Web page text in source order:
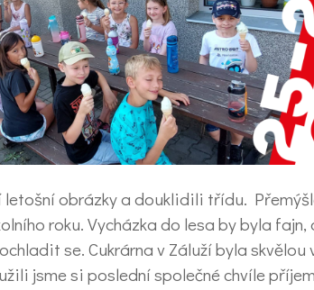
obrázky a douklidili třídu.
roku. Vycházka do lesa by byla fajn,
se. Cukrárna v Záluží byla
jsme si poslední společné chvíle